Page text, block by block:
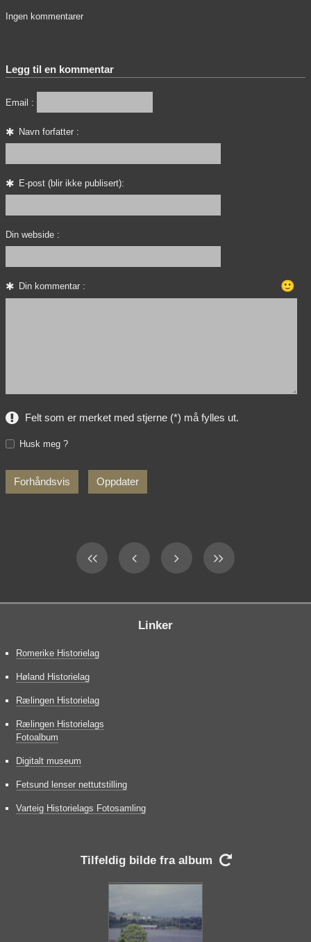
Ingen kommentarer
Legg til en kommentar
Email :
Navn forfatter :
E-post (blir ikke publisert):
Din webside :
Din kommentar : 🙂
Felt som er merket med stjerne (*) må fylles ut.
Husk meg ?
Linker
Romerike Historielag
Høland Historielag
Rælingen Historielag
Rælingen Historielags
Fotoalbum
Digitalt museum
Fetsund lenser nettutstilling
Varteig Historielags Fotosamling
Tilfeldig bilde fra album 